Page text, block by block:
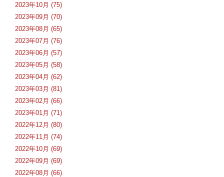
2023年10月 (75)
2023年09月 (70)
2023年08月 (65)
2023年07月 (76)
2023年06月 (57)
2023年05月 (58)
2023年04月 (62)
2023年03月 (81)
2023年02月 (66)
2023年01月 (71)
2022年12月 (80)
2022年11月 (74)
2022年10月 (69)
2022年09月 (69)
2022年08月 (66)